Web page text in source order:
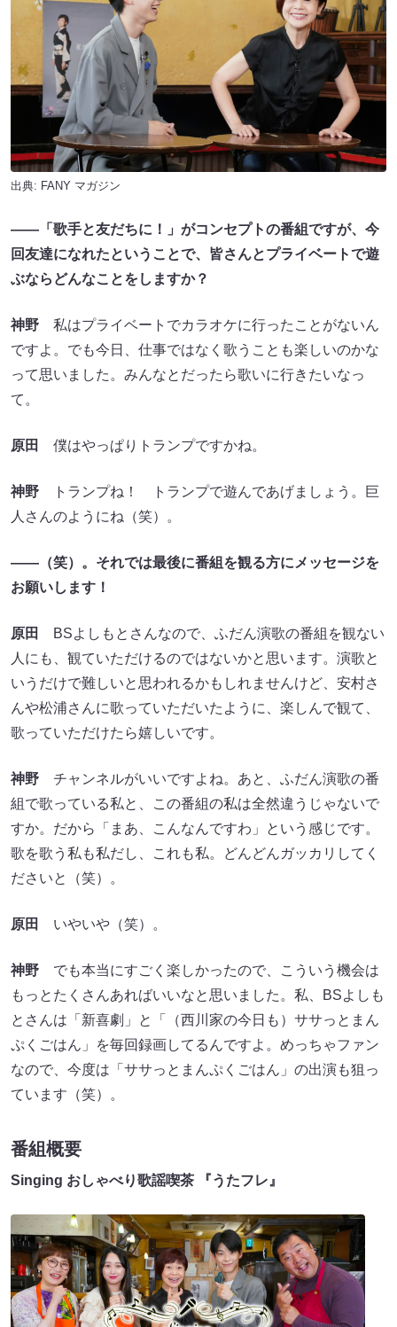
出典: FANY マガジン
――「歌手と友だちに！」がコンセプトの番組ですが、今
回友達になれたということで、皆さんとプライベートで遊
ぶならどんなことをしますか？
神野 私はプライベートでカラオケに行ったことがないん
ですよ。でも今日、仕事ではなく歌うことも楽しいのかな
って思いました。みんなとだったら歌いに行きたいなっ
て。
原田 僕はやっぱりトランプですかね。
神野 トランプね！ トランプで遊んであげましょう。巨
人さんのようにね（笑）。
――（笑）。それでは最後に番組を観る方にメッセージを
お願いします！
原田
BSよしもとさんなので、ふだん演歌の番組を観ない
人にも、観ていただけるのではないかと思います。演歌と
いうだけで難しいと思われるかもしれませんけど、安村さ
んや松浦さんに歌っていただいたように、楽しんで観て、
歌っていただけたら嬉しいです。
神野 チャンネルがいいですよね。あと、ふだん演歌の番
組で歌っている私と、この番組の私は全然違うじゃないで
すか。だから「まあ、こんなんですわ」という感じです。
歌を歌う私も私だし、これも私。どんどんガッカリしてく
ださいと（笑）。
原田 いやいや（笑）。
神野 でも本当にすごく楽しかったので、こういう機会は
もっとたくさんあればいいなと思いました。私、BSよしも
とさんは「新喜劇」と「（西川家の今日も）ササっとまん
ぷくごはん」を毎回録画してるんですよ。めっちゃファン
なので、今度は「ササっとまんぷくごはん」の出演も狙っ
ています（笑）。
番組概要
Singing おしゃべり歌謡喫茶 『うたフレ』